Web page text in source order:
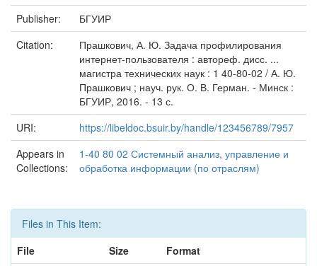
Publisher:
БГУИР
Citation:
Прашкович, А. Ю. Задача профилирования
интернет-пользователя : автореф. дисс. ...
магистра технических наук : 1 40-80-02 / А. Ю.
Прашкович ; науч. рук. О. В. Герман. - Минск :
БГУИР, 2016. - 13 с.
URI:
https://libeldoc.bsuir.by/handle/123456789/7957
Appears in
Collections:
1-40 80 02 Системный анализ, управление и
обработка информации (по отраслям)
Files in This Item:
File
Size Format